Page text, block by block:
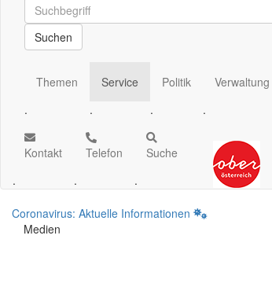
Schnellsuche
Schnellsuche
Suchen
Themen
.
Service
.
Politik
.
Verwaltung
.
Kontakt
.
Telefon
.
Suche
.
Coronavirus: Aktuelle Informationen
Medien